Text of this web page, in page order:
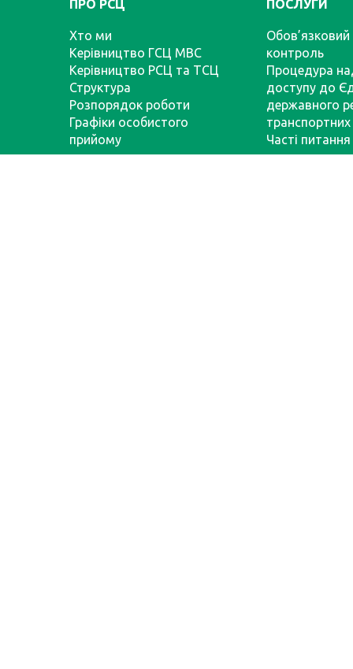
ПРО РСЦ
Хто ми
Керівництво ГСЦ МВС
Керівництво РСЦ та ТСЦ
Структура
Розпорядок роботи
Графіки особистого
прийому
ПОСЛУГИ
Обов’язковий
контроль
Процедура
доступу до
державного
транспортних
Часті питання